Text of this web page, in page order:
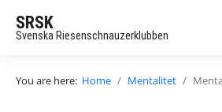
SRSK
Svenska Riesenschnauzerklubben
You are here: Home Mentalitet